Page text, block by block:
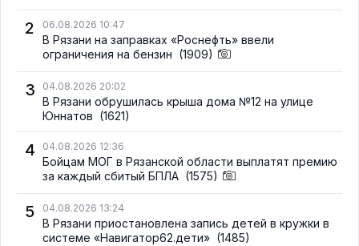
2 06.08.2026 10:47
В Рязани на заправках «Роснефть» ввели
ограничения на бензин (1909)
3 04.08.2026 20:02
В Рязани обрушилась крыша дома №12 на улице
Юннатов (1621)
4 04.08.2026 12:36
Бойцам МОГ в Рязанской области выплатят премию
за каждый сбитый БПЛА (1575)
5 04.08.2026 13:24
В Рязани приостановлена запись детей в кружки в
системе «Навигатор62.дети» (1485)